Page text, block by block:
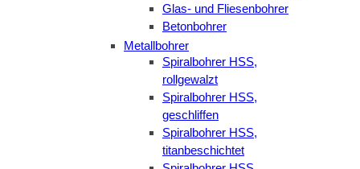
Glas- und Fliesenbohrer
Betonbohrer
Metallbohrer
Spiralbohrer HSS,
rollgewalzt
Spiralbohrer HSS,
geschliffen
Spiralbohrer HSS,
titanbeschichtet